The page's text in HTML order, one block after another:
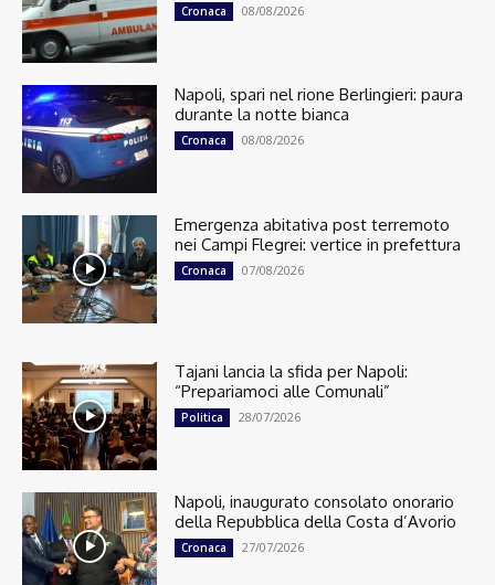
Cronaca 08/08/2026
Napoli, spari nel rione Berlingieri: paura
durante la notte bianca
Cronaca 08/08/2026
Emergenza abitativa post terremoto
nei Campi Flegrei: vertice in prefettura
Cronaca 07/08/2026
Tajani lancia la sfida per Napoli:
“Prepariamoci alle Comunali”
Politica 28/07/2026
Napoli, inaugurato consolato onorario
della Repubblica della Costa d’Avorio
Cronaca 27/07/2026